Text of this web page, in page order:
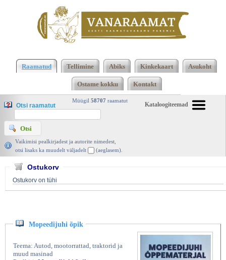
õpik, Aide 2017 | vanaraamat. ee
Raamatud Tellimine Abiks Kinkekaart Asukoht
Ostame kokku Kontakt
Kataloogiteemad
Müügil 58707 raamatut
Otsi raamatut
Vaikimisi pealkirjadest ja autorite nimedest,
otsi lisaks ka muudelt väljadelt
(aeglasem).
Ostukorv
Ostukorv on tühi
Mopeedijuhi õpik
Teema: Autod, mootorrattad, traktorid ja
muud masinad